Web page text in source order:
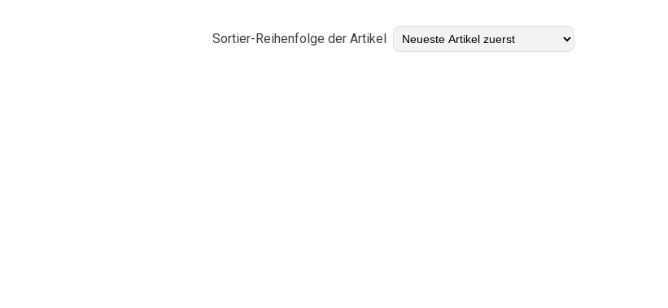
Sortier-Reihenfolge der Artikel